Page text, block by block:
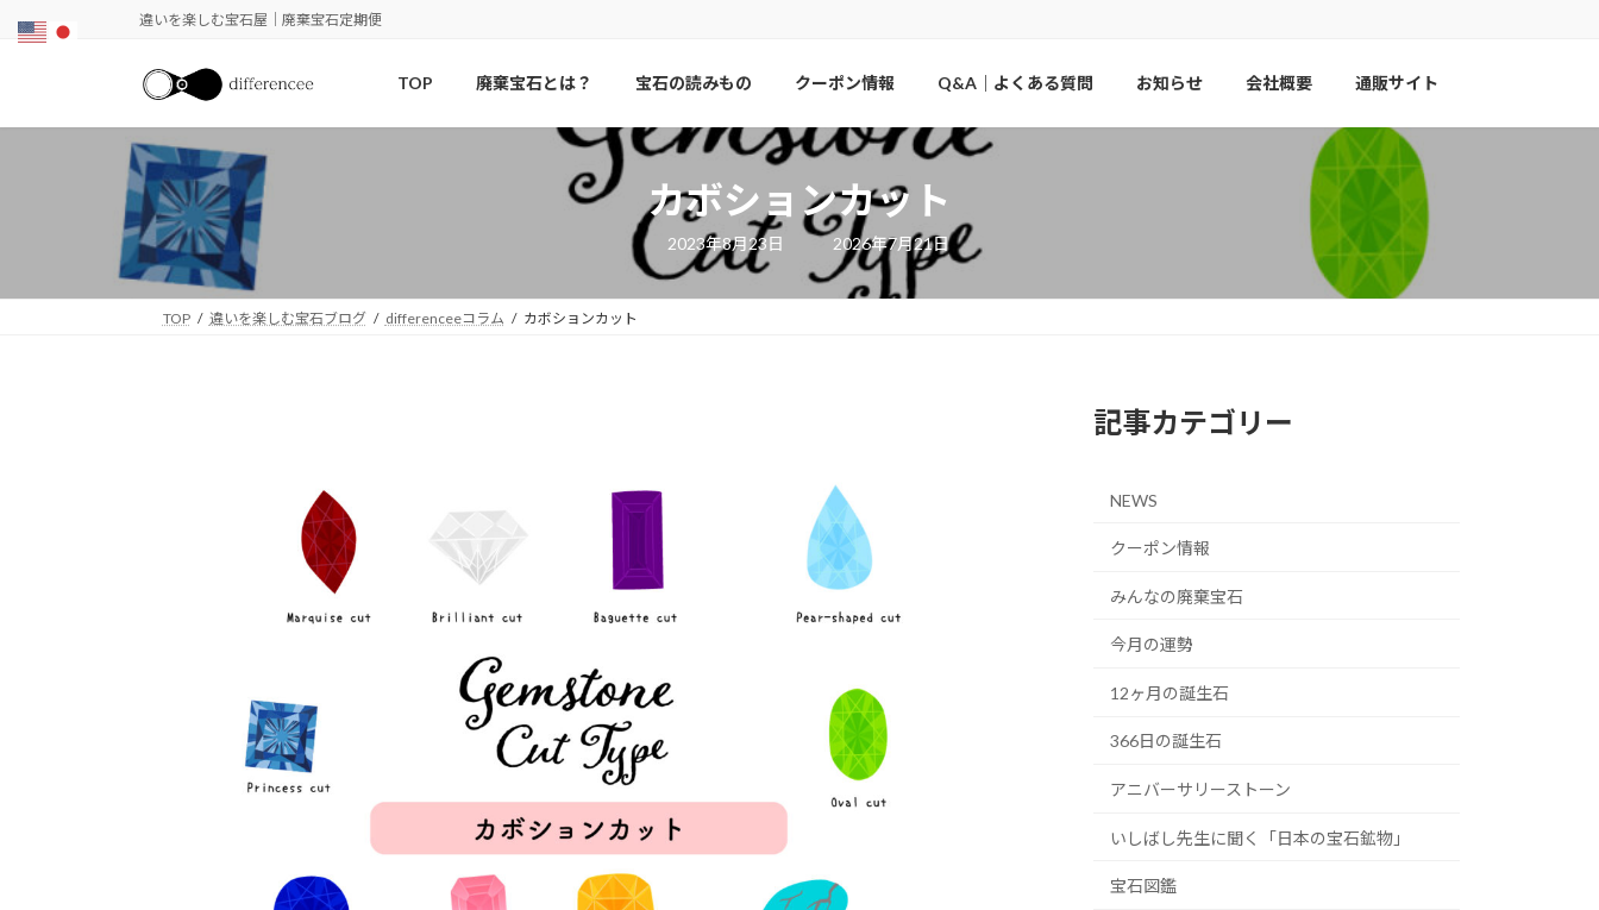
ツ
シ
違いを楽しむ宝石屋｜廃棄宝石定期便
TOP 廃棄宝石とは？ 宝石の読みもの クーポン情報 Q&A｜よくある質問 お知らせ 会社概要 通販サイト
カボションカット
2023年8月23日
最
終
更
新
2026年7月21日
TOP 違いを楽しむ宝石ブログ differenceeコラム カボションカット
記事カテゴリー
NEWS
クーポン情報
みんなの廃棄宝石
今月の運勢
12ヶ月の誕生石
366日の誕生石
アニバーサリーストーン
いしばし先生に聞く「日本の宝石鉱物」
宝石図鑑